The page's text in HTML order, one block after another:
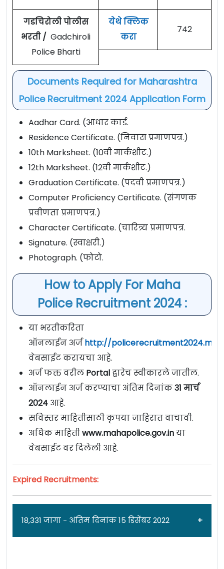
गडचिरोली पोलीस
भरती / Gadchiroli
Police Bharti
येथे क्लिक
करा
742
Documents Required for Maharashtra
Police Recruitment 2024 Application Form
Aadhar Card. (आधार कार्ड.
Residence Certificate. (निवास प्रमाणपत्र.)
10th Marksheet. (10वी मार्कशीट.)
12th Marksheet. (12वी मार्कशीट.)
Graduation Certificate. (पदवी प्रमाणपत्र.)
Computer Proficiency Certificate. (संगणक
प्रवीणता प्रमाणपत्र.)
Character Certificate. (चारित्र्य प्रमाणपत्र.
Signature. (स्वाक्षरी.)
Photograph. (फोटो.
How to Apply For Maha
Police Recruitment 2024 :
या भरतीकरिता
ऑनलाईन अर्जhttp://
वेबसाईट करायचा आहे.
अर्ज फक्त वरील Portalद्वारेच स्वीकारले जातील.
ऑनलाईन अर्ज करण्याचा अंतिम दिनांक31 मार्च
2024 आहे.
सविस्तर माहितीसाठी कृपया जाहिरात वाचावी.
अधिक माहितीwww.mahapolice.gov.inया
वेबसाईट वर दिलेली आहे.
Expired Recruitments:
18,331 जागा - अंतिम दिनांक 15 डिसेंबर 2022